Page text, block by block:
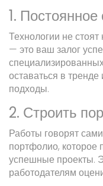
1.
Технологии не
— это ваш залог
оставаться в
подходы.
2. Строить
Работы говорят
портфолио, которое
успешные проекты.
работодателям